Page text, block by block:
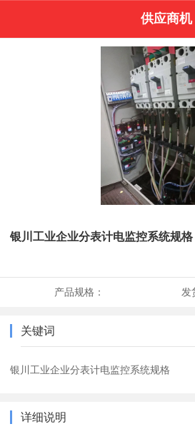
供应商机
银川工业企业分表计电监控系统规
产品规格： 发
关键词
银川工业企业分表计电监控系统规格
详细说明